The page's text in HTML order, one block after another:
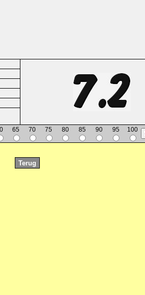
65 70 75 80 85 90 95 100